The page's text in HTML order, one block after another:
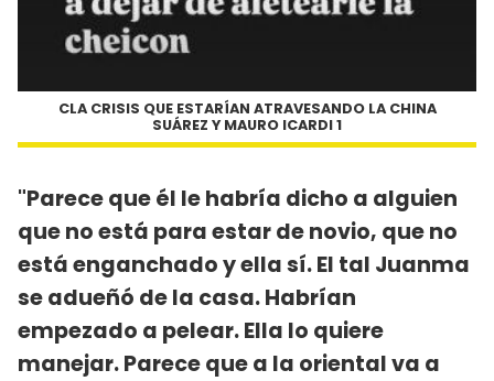
CLA CRISIS QUE ESTARÍAN ATRAVESANDO LA CHINA
SUÁREZ Y MAURO ICARDI 1
"Parece que él le habría dicho a alguien
que no está para estar de novio, que no
está enganchado y ella sí. El tal Juanma
se adueñó de la casa. Habrían
empezado a pelear. Ella lo quiere
manejar. Parece que a la oriental va a